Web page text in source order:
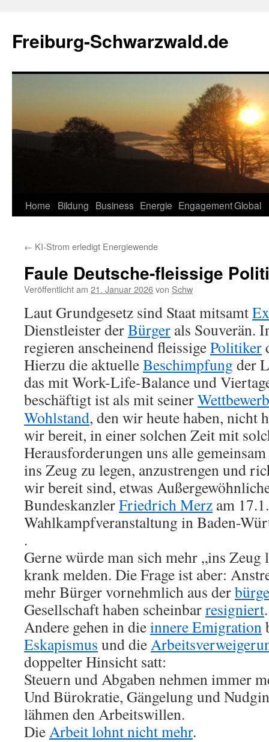
springen
Freiburg-Schwarzwald.de
Home Bildung Business Energie EngagementGlobal
← KI-Strom erledigt Energiewende
Faule Deutsche-fleissige
Veröffentlicht am 21. Januar 2026von Schw
Laut Grundgesetz sind Staat mitsamt
Dienstleister derBürger als Souverän.
regieren anscheinend fleissigePolitiker
Hierzu die aktuelleBeschimpfung der
das mit Work-Life-Balance und
beschäftigt ist als mit seiner
Wohlstand, den wir heute haben,
wir bereit, in einer solchen Zeit mit
Herausforderungen uns alle
ins Zeug zu legen, anzustrengen und
wir bereit sind, etwas
BundeskanzlerFriedrich Merz am
Wahlkampfveranstaltung in Baden-
.
Gerne würde man sich mehr „ins Zeug
krank melden. Die Frage ist aber:
mehr Bürger vornehmlich aus der
Gesellschaft haben scheinbarresigniert
Andere gehen in dieinnere Emigration
Eskapismus und die
doppelter Hinsicht satt:
Steuern und Abgaben nehmen immer
Und Bürokratie, Gängelung und
lähmen den Arbeitswillen.
DieArbeit lohnt nicht mehr.